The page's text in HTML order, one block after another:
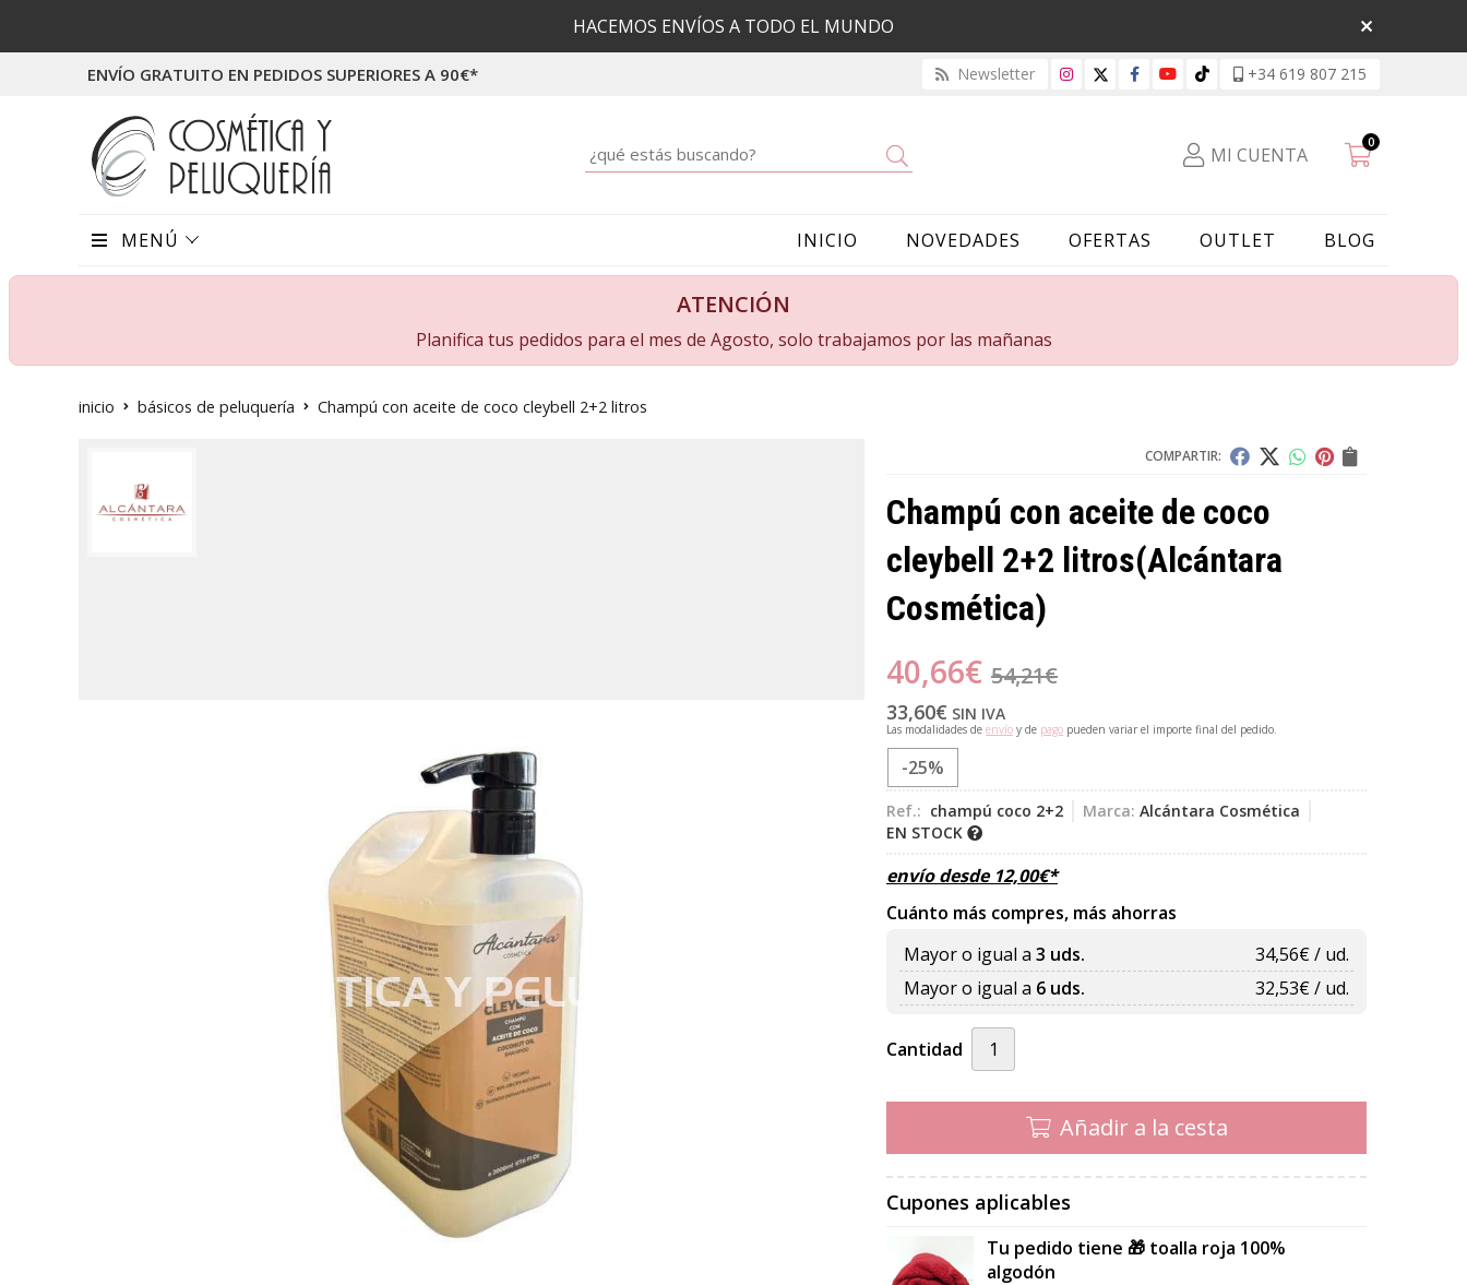
HACEMOS ENVÍOS A TODO EL MUNDO
ENVÍO GRATUITO EN PEDIDOS SUPERIORES A 90€* Newsletter +34 619 807 215
MI CUENTA
0
MENÚ INICIO NOVEDADES OFERTAS OUTLET BLOG
ATENCIÓN
Planifica tus pedidos para el mes de Agosto, solo trabajamos por las mañanas
inicio básicos de peluquería Champú con aceite de coco cleybell 2+2 litros
COMPARTIR:
Champú con aceite de coco
cleybell 2+2 litros(Alcántara
Cosmética)
40,66€ 54,21€
33,60€ SIN IVA
Las modalidades de envío y de pago pueden variar el importe final del pedido.
-25%
Ref.: champú coco 2+2 Marca: Alcántara Cosmética
EN STOCK
envío desde 12,00€*
Cuánto más compres, más ahorras
Mayor o igual a 3 uds. 34,56€ / ud.
Mayor o igual a 6 uds. 32,53€ / ud.
Cantidad
Añadir a la cesta
Cupones aplicables
Tu pedido tiene 🎁 toalla roja 100%
algodón